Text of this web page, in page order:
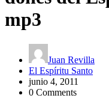
mp3
Juan Revilla
El Espíritu Santo
junio 4, 2011
0 Comments